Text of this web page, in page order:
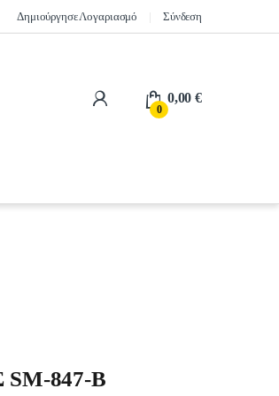
Δημιούργησε Λογαριασμό Σύνδεση
0
0,00€
847-B